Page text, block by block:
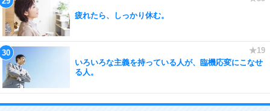
疲れたら、しっかり休む。
いろいろな主義を持っている人が、臨機応変にこなせ
る人。